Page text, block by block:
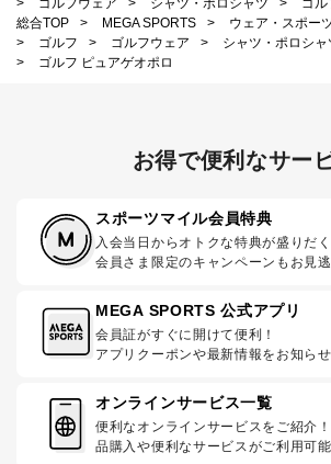
総合TOP
> MEGA SPORTS >
ウェア・スポー
>
ゴルフ > ゴルフウェア >
シャツ・ポロシャ
>
ゴルフ ピュアゲオポロ
お得で便利なサー
スポーツマイル会員特典
入会当日からオトクな特典が盛りだく
会員さま限定のキャンペーンもお見逃
MEGA SPORTS 公式アプリ
会員証がすぐに開けて便利！
アプリクーポンや最新情報をお知らせ
オンラインサービス一覧
便利なオンラインサービスをご紹介
品購入や便利なサービスがご利用可能